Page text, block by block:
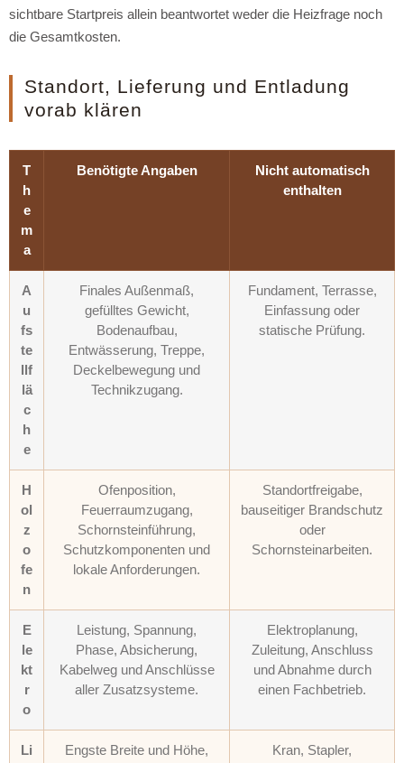
sichtbare Startpreis allein beantwortet weder die Heizfrage noch
die Gesamtkosten.
Standort, Lieferung und Entladung
vorab klären
T
h
e
m
a
Benötigte Angaben
Nicht automatisch
enthalten
A
u
fs
te
llf
lä
c
h
e
Finales Außenmaß,
gefülltes Gewicht,
Bodenaufbau,
Entwässerung, Treppe,
Deckelbewegung und
Technikzugang.
Fundament, Terrasse,
Einfassung oder
statische Prüfung.
H
ol
z
o
fe
n
Ofenposition,
Feuerraumzugang,
Schornsteinführung,
Schutzkomponenten und
lokale Anforderungen.
Standortfreigabe,
bauseitiger Brandschutz
oder
Schornsteinarbeiten.
E
le
kt
r
o
Leistung, Spannung,
Phase, Absicherung,
Kabelweg und Anschlüsse
aller Zusatzsysteme.
Elektroplanung,
Zuleitung, Anschluss
und Abnahme durch
einen Fachbetrieb.
Li
Engste Breite und Höhe,
Kran, Stapler,